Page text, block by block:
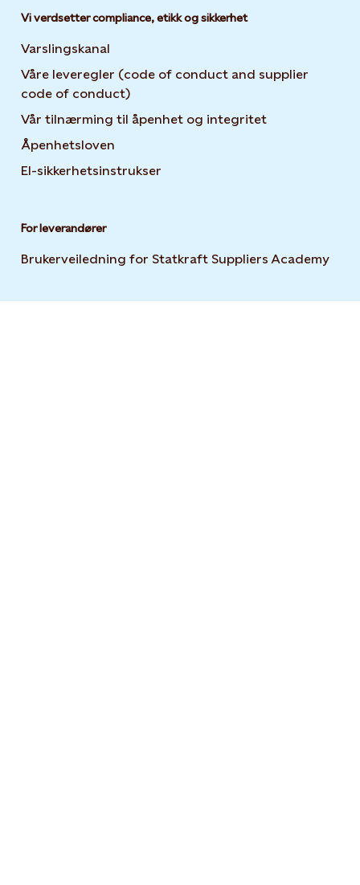
Vi verdsetter compliance, etikk og sikkerhet
Varslingskanal
Våre leveregler (code of conduct and supplier
code of conduct)
Vår tilnærming til åpenhet og integritet
Åpenhetsloven
El-sikkerhetsinstrukser
For leverandører
Brukerveiledning for Statkraft Suppliers Academy